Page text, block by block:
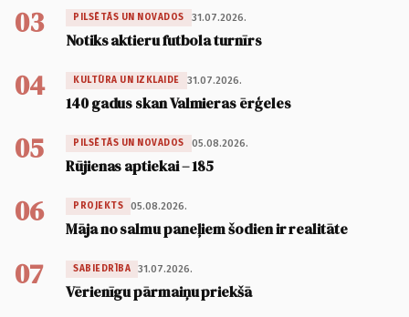
03 PILSĒTĀS UN NOVADOS 31.07.2026.
Notiks aktieru futbola turnīrs
04 KULTŪRA UN IZKLAIDE 31.07.2026.
140 gadus skan Valmieras ērģeles
05 PILSĒTĀS UN NOVADOS 05.08.2026.
Rūjienas aptiekai – 185
06 PROJEKTS 05.08.2026.
Māja no salmu paneļiem šodien ir realitāte
07 SABIEDRĪBA 31.07.2026.
Vērienīgu pārmaiņu priekšā